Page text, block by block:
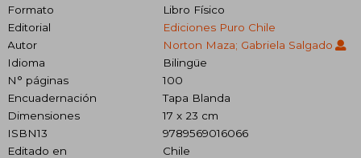
Formato
Libro Físico
Editorial
Ediciones Puro Chile
Autor
Norton Maza; Gabriela Salgado
Idioma
Bilingüe
N° páginas
100
Encuadernación
Tapa Blanda
Dimensiones
17 x 23 cm
ISBN13
9789569016066
Editado en
Chile